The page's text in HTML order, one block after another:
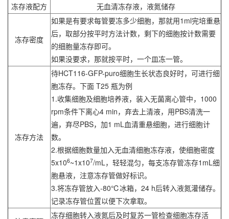
冻存液配方 无血清冻存液，液氮储存
冻存密度
如果是有要求每管要冻多少细胞，那就用1ml完培重悬
后，取部分按平时方法计数，剩下的细胞按计数需要
的细胞量冻存即可。
如果没要求，那就按平时，一个皿冻一管。
冻存方法
待HCT116-GFP-puro细胞生长状态良好时，可进行细
胞冻存。下面 T25 瓶为例
1.收集细胞及细胞培养液，装入无菌离心管中，1000
rpm条件下离心4 min，弃去上清液，用PBS清洗一
遍，弃尽PBS，加1 mL血清重悬细胞，进行细胞计
数。
2.根据细胞数量加入无血清细胞冻存液，使细胞密度
5x106~1x107/mL，轻轻混匀，每支冻存管冻存1mL细
胞悬液，注意冻存管做好标识。
3.将冻存管放入-80℃冰箱，24 h后转入液氮灌储存。
记录冻存管位置以便下次拿取。
冻存细胞转入液氮后及时复苏一管检查细胞冻存活